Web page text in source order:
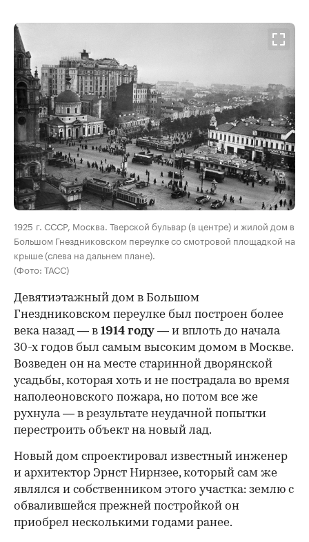
00:00 / 00:00
1925 г. СССР, Москва. Тверской бульвар (в центре) и жилой дом в
Большом Гнездниковском переулке со смотровой площадкой на
крыше (слева на дальнем плане).
(Фото: ТАСС)
Девятиэтажный дом в Большом
Гнездниковском переулке был построен более
века назад — в 1914 году — и вплоть до начала
30-х годов был самым высоким домом в Москве.
Возведен он на месте старинной дворянской
усадьбы, которая хоть и не пострадала во время
наполеоновского пожара, но потом все же
рухнула — в результате неудачной попытки
перестроить объект на новый лад.
Новый дом спроектировал известный инженер
и архитектор Эрнст Нирнзее, который сам же
являлся и собственником этого участка: землю с
обвалившейся прежней постройкой он
приобрел несколькими годами ранее.